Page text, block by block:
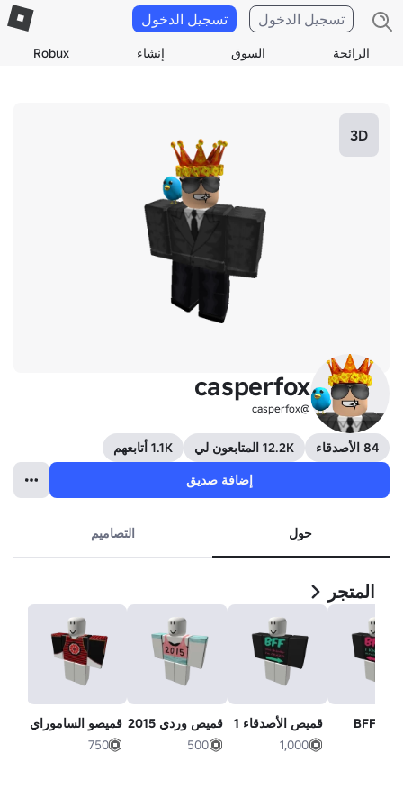
الرائجة السوق إنشاء Robux
تسجيل الدخول تسجيل الدخول
3D
casperfox
@casperfox
84 الأصدقاء 12.2K المتابعون لي
1.1K أتابعهم
إضافة صديق
حول التصاميم
المتجر
قميص الأصدقاء 1
1,000
قميص وردي 2015
500
قميصو الساموراي
750